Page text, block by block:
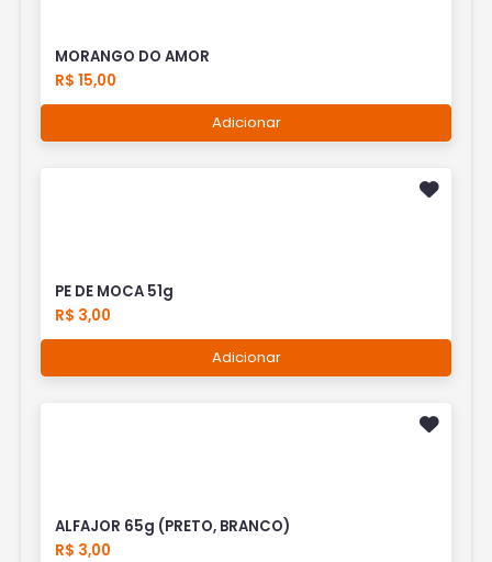
MORANGO DO AMOR
R$ 15,00
Adicionar
PE DE MOCA 51g
R$ 3,00
Adicionar
ALFAJOR 65g (PRETO, BRANCO)
R$ 3,00